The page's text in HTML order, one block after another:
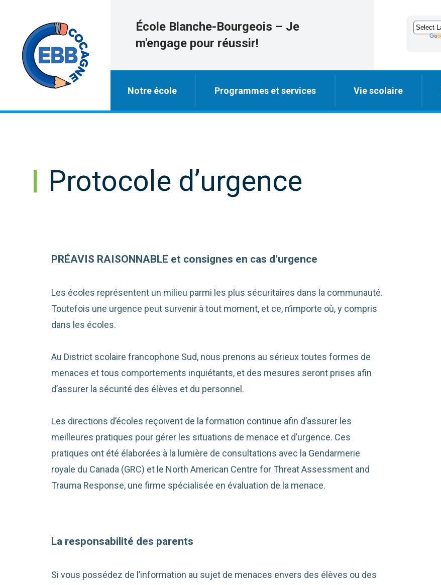
École Blanche-Bourgeois – Je
m'engage pour réussir!
Notre école Programmes et services Vie scolaire
Protocole d’urgence
PRÉAVIS RAISONNABLE et consignes en cas d’urgence
Les écoles représentent un milieu parmi les plus sécuritaires dans la communauté.
Toutefois une urgence peut survenir à tout moment, et ce, n’importe où, y compris
dans les écoles.
Au District scolaire francophone Sud, nous prenons au sérieux toutes formes de
menaces et tous comportements inquiétants, et des mesures seront prises afin
d’assurer la sécurité des élèves et du personnel.
Les directions d’écoles reçoivent de la formation continue afin d’assurer les
meilleures pratiques pour gérer les situations de menace et d’urgence. Ces
pratiques ont été élaborées à la lumière de consultations avec la Gendarmerie
royale du Canada (GRC) et le North American Centre for Threat Assessment and
Trauma Response, une firme spécialisée en évaluation de la menace.
La responsabilité des parents
Si vous possédez de l’information au sujet de menaces envers des élèves ou des